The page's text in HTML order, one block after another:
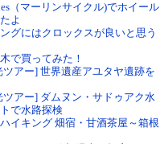
（マーリンサイクル)でホイール
よ
グにはクロックスが良いと思う
で買ってみた！
ツアー] 世界遺産アユタヤ遺跡を
ツアー] ダムヌン・サドゥアク水
で水路探検
イキング 畑宿・甘酒茶屋～箱根